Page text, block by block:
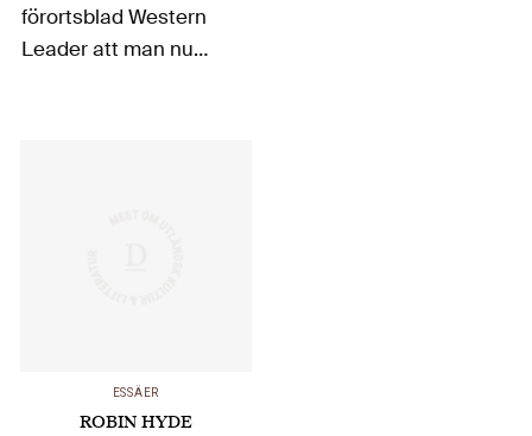
förortsblad Western
Leader att man nu
ESSÄER
ROBIN HYDE